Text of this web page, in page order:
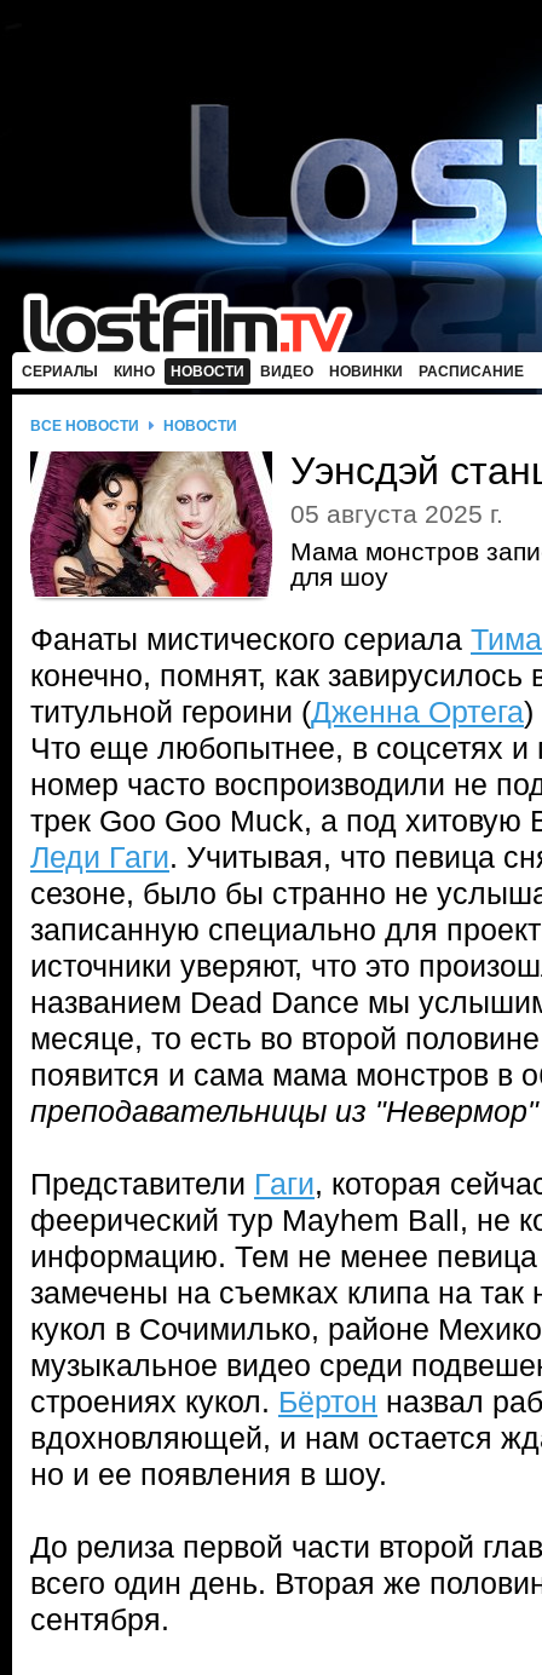
СЕРИАЛЫ КИНО НОВОСТИ ВИДЕО НОВИНКИ РАСПИСАНИЕ
ВСЕ НОВОСТИ НОВОСТИ
Уэнсдэй
05 августа 2025 г.
Мама монстров
для шоу
Фанаты мистического сериала
конечно, помнят, как завирусилось
титульной героини (Дженна Ортега)
Что еще любопытнее, в соцсетях и
номер часто воспроизводили не
трек Goo Goo Muck, а под хитовую
Леди Гаги. Учитывая, что певица
сезоне, было бы странно не
записанную специально для
источники уверяют, что это
названием Dead Dance мы
месяце, то есть во второй
появится и сама мама монстров в
преподавательницы из
Представители Гаги, которая
феерический тур Mayhem Ball, не
информацию. Тем не менее
замечены на съемках клипа на
кукол в Сочимилько, районе
музыкальное видео среди
строениях кукол. Бёртон назвал
вдохновляющей, и нам остается
но и ее появления в шоу.
До релиза первой части второй
всего один день. Вторая же
сентября.